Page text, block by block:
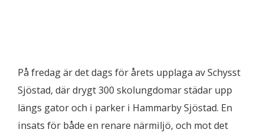
På fredag är det dags för årets upplaga av Schysst
Sjöstad, där drygt 300 skolungdomar städar upp
längs gator och i parker i Hammarby Sjöstad. En
insats för både en renare närmiljö, och mot det